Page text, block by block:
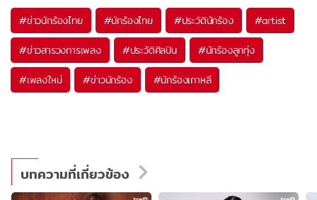
#ข่าวนักร้องไทย #นักร้องไทย #ประวัตินักร้อง #artist
#ข่าวสารวงการเพลง #ประวัติศิลปิน #นักร้องลูกทุ่ง
#เพลงใหม่ #ข่าวนักร้อง #นักร้องเกาหลี
บทความที่เกี่ยวข้อง